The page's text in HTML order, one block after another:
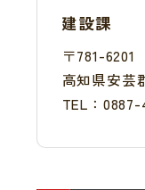
建設課
〒781-6201
高知県安芸
TEL： 0887-